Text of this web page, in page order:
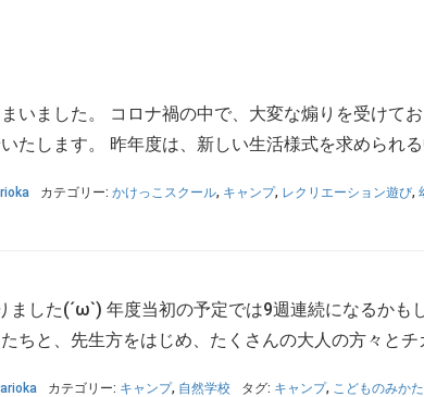
いました。 コロナ禍の中で、大変な煽りを受けて
たします。 昨年度は、新しい生活様式を求められ
カテゴリー: かけっこスクール, キャンプ, レクリエーション遊び,
ました(´ω`) 年度当初の予定では9週連続になるか
ちと、先生方をはじめ、たくさんの大人の方々と
arioka カテゴリー: キャンプ, 自然学校 タグ: キャンプ, こどものみかた